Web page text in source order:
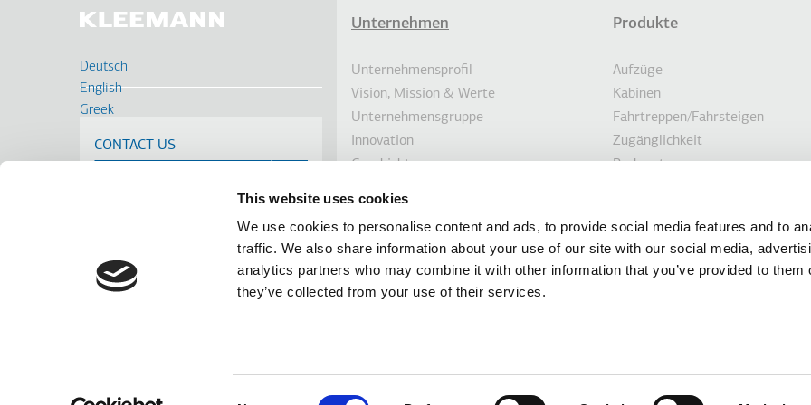
This website uses cookies
We use cookies to personalise content and ads, to provide social media features and to
traffic. We also share information about your use of our site with our social media,
analytics partners who may combine it with other information that you’ve provided to them
they’ve collected from your use of their services.
Deutsch
English
Greek
Russian
CONTACT US
LinkedinFacebookYoutubeInstagram
terms of use cookie policy
Fußzeile
Unternehmen
Unternehmensprofil
Vision, Mission & Werte
Unternehmensgruppe
Innovation
Geschichte
Auszeichnungen
Produkte
Aufzüge
Kabinen
Fahrtreppen/Fahrsteigen
Zugänglichkeit
Parksysteme
Modernisierungslösungen
Die Informationen auf dieser Website werden von der KLEEMANN HELLAS SA
Unternehmensgruppe gibt eine Garantie und übernimmt eine Haftung für die